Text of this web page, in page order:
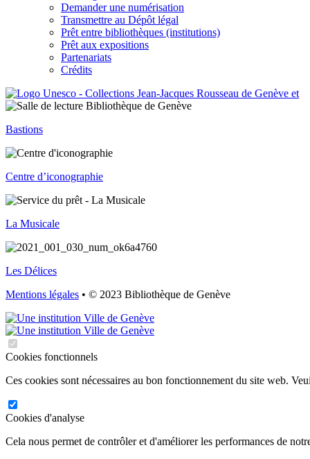
Demander une numérisation
Transmettre au Dépôt légal
Prêt entre bibliothèques (institutions)
Prêt aux expositions
Partenariats
Crédits
Bastions
Centre d’iconographie
La Musicale
Les Délices
Mentions légales • © 2023 Bibliothèque de Genève
Cookies fonctionnels
Ces cookies sont nécessaires au bon fonctionnement du site web.
Cookies d'analyse
Cela nous permet de contrôler et d'améliorer les performances de